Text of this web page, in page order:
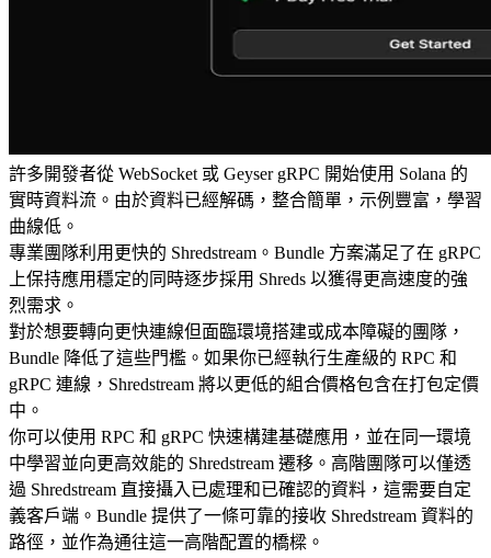
許多開發者從 WebSocket 或 Geyser gRPC 開始使用 Solana 的
實時資料流。由於資料已經解碼，整合簡單，示例豐富，學習
曲線低。
專業團隊利用更快的 Shredstream。Bundle 方案滿足了在 gRPC
上保持應用穩定的同時逐步採用 Shreds 以獲得更高速度的強
烈需求。
對於想要轉向更快連線但面臨環境搭建或成本障礙的團隊，
Bundle 降低了這些門檻。如果你已經執行生產級的 RPC 和
gRPC 連線，Shredstream 將以更低的組合價格包含在打包定價
中。
你可以使用 RPC 和 gRPC 快速構建基礎應用，並在同一環境
中學習並向更高效能的 Shredstream 遷移。高階團隊可以僅透
過 Shredstream 直接攝入已處理和已確認的資料，這需要自定
義客戶端。Bundle 提供了一條可靠的接收 Shredstream 資料的
路徑，並作為通往這一高階配置的橋樑。